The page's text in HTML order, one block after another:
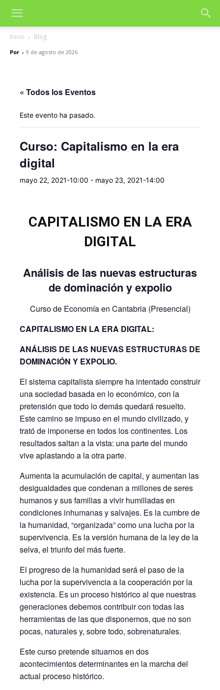
Inicio Blog
Por - 9 de agosto de 2026
« Todos los Eventos
Este evento ha pasado.
Curso: Capitalismo en la era
digital
mayo 22, 2021-10:00 - mayo 23, 2021-14:00
CAPITALISMO EN LA ERA
DIGITAL
Análisis de las nuevas estructuras
de dominación y expolio
Curso de Economía en Cantabria (Presencial)
CAPITALISMO EN LA ERA DIGITAL:
ANÁLISIS DE LAS NUEVAS ESTRUCTURAS DE
DOMINACIÓN Y EXPOLIO.
El sistema capitalista siempre ha intentado construir
una sociedad basada en lo económico, con la
pretensión que todo lo demás quedará resuelto.
Este camino se impuso en el mundo civilizado, y
trató de imponerse en todos los continentes. Los
resultados saltan a la vista: una parte del mundo
vive aplastando a la otra parte.
Aumenta la acumulación de capital, y aumentan las
desigualdades que condenan a millones de seres
humanos y sus familias a vivir humilladas en
condiciones inhumanas y salvajes. Es la cumbre de
la humanidad, “organizada” como una lucha por la
supervivencia. Es la versión humana de la ley de la
selva, el triunfo del más fuerte.
El progreso de la humanidad será el paso de la
lucha por la supervivencia a la cooperación por la
existencia. Es un proceso histórico al que nuestras
generaciones debemos contribuir con todas las
herramientas de las que disponemos, que no son
pocas, naturales y, sobre todo, sobrenaturales.
Este curso pretende situarnos en dos
acontecimientos determinantes en la marcha del
actual proceso histórico.